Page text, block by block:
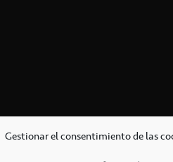
Gestionar el consentimiento de las